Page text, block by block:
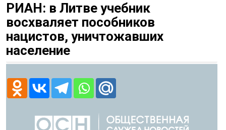
РИАН: в Литве учебник
восхваляет пособников
нацистов, уничтожавших
население